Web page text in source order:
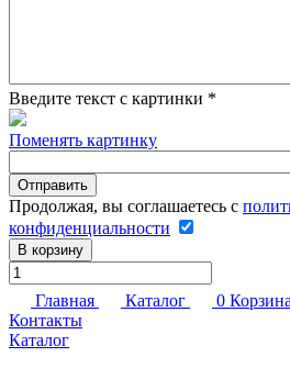
Введите текст с картинки *
Поменять картинку
Продолжая, вы соглашаетесь с
конфиденциальности
В корзину
Главная Каталог 0 Корзина
Контакты
Каталог